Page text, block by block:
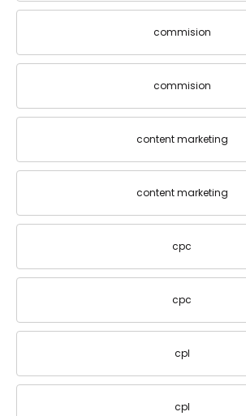
commision
commision
content marketing
content marketing
cpc
cpc
cpl
cpl